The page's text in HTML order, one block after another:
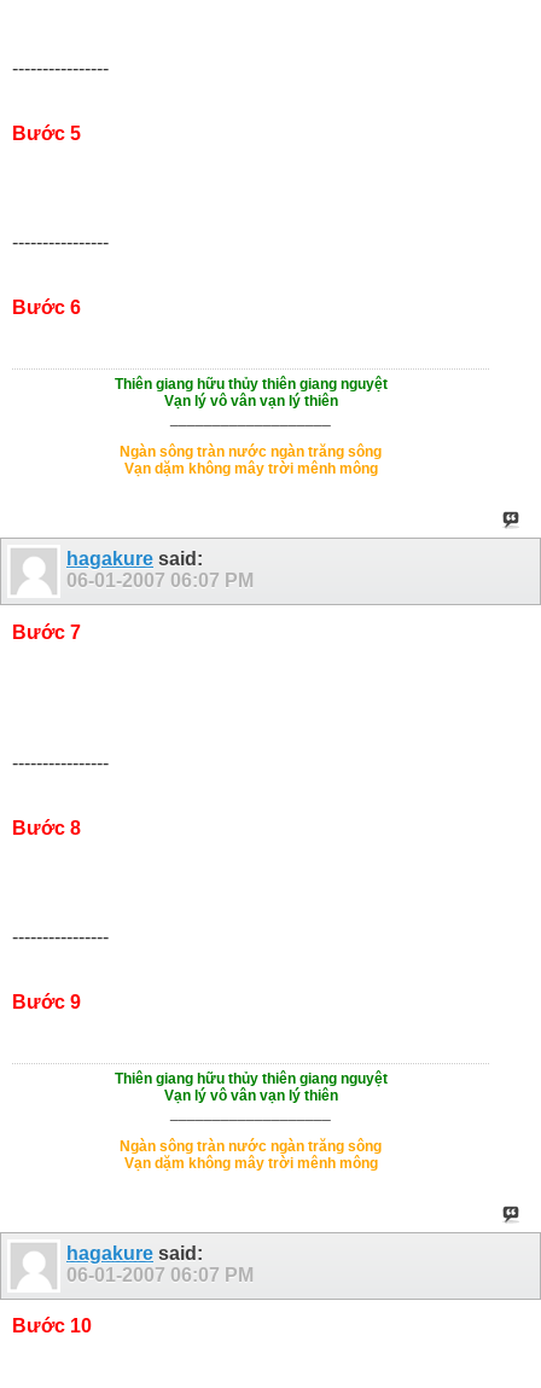
----------------
Bước 5
----------------
Bước 6
Thiên giang hữu thủy thiên giang nguyệt
Vạn lý vô vân vạn lý thiên
Ngàn sông tràn nước ngàn trăng sông
Vạn dặm không mây trời mênh mông
hagakure said:
06-01-2007 06:07 PM
Bước 7
----------------
Bước 8
----------------
Bước 9
Thiên giang hữu thủy thiên giang nguyệt
Vạn lý vô vân vạn lý thiên
Ngàn sông tràn nước ngàn trăng sông
Vạn dặm không mây trời mênh mông
hagakure said:
06-01-2007 06:07 PM
Bước 10